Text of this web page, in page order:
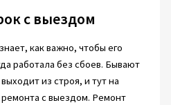
с выездом
как важно, чтобы его
работала без сбоев. Бывают
из строя, и тут на
с выездом. Ремонт